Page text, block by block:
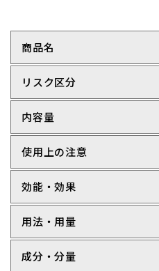
商品名
リスク区分
内容量
使用上の注意
効能・効果
用法・用量
成分・分量